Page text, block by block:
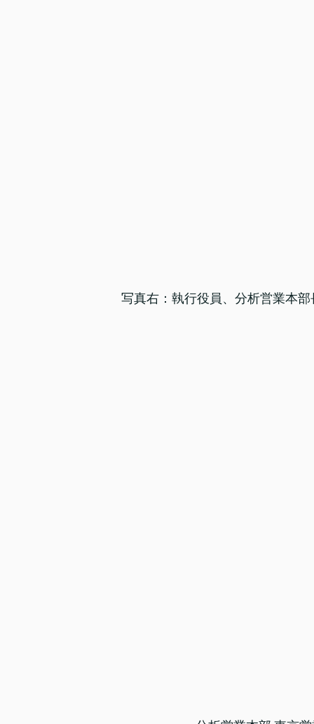
写真右：執行役員、分析営業本